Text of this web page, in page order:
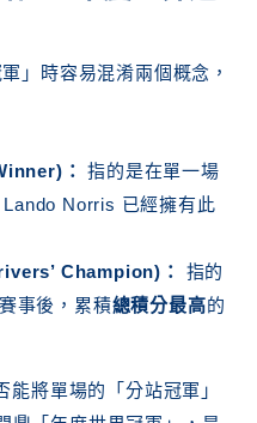
」時容易混淆兩個概念，
： 指的是在單一場
Norris 已經擁有此
Champion)：
指的
事後，累積總積分最高的
能將單場的「分站冠軍」